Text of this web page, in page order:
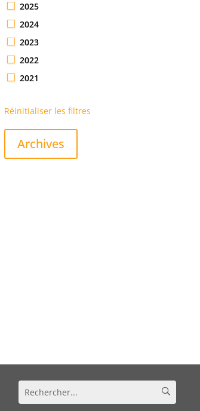
2025
2024
2023
2022
2021
Réinitialiser les filtres
Archives